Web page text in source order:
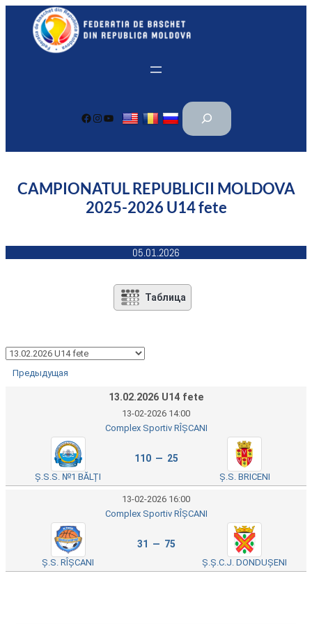
Перейти
содержимому
Facebook Instagram YouTube
П
и
CAMPIONATUL REPUBLICII MOLDOVA
2025-2026 U14 fete
05.01.2026
Таблица
Предыдущая
13.02.2026 U14 fete
13-02-2026 14:00
Complex Sportiv RÎȘCANI
Ș.S.S. №1 BĂLȚI
110 — 25
Ș.S. BRICENI
13-02-2026 16:00
Complex Sportiv RÎȘCANI
Ș.S. RÎȘCANI
31 — 75
Ș.Ș.C.J. DONDUȘENI